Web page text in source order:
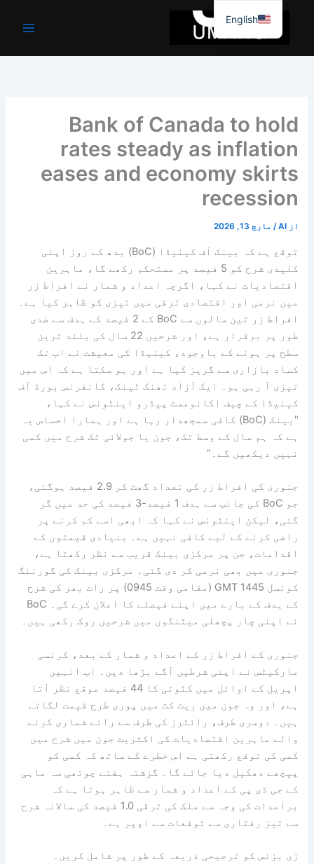
جائیں۔
Bank of Canada to hold
rates steady as inflation
eases and economy skirts
recession
از AI
/ مارچ 13, 2026
توقع ہے کہ بینک آف کینیڈا (BoC) بدھ کے روز اپنی
کلیدی شرح کو 5 فیصد پر مستحکم رکھے گا، ماہرین
اقتصادیات نے کہا، اگرچہ اعداد و شمار نے افراط زر
میں نرمی اور اقتصادی ترقی میں تیزی کو ظاہر کیا ہے۔
افراط زر تین سالوں سے BoC کے 2 فیصد کے ہدف سے ضدی
طور پر برقرار ہے، اور شرحیں 22 سال کی بلند ترین
سطح پر ہونے کے باوجود، کینیڈا کی معیشت نے اب تک
کساد بازاری سے گریز کیا ہے اور ہو سکتا ہے کہ اس میں
تیزی آ رہی ہو۔ ایک آزاد تھنک ٹینک، کانفرنس بورڈ آف
کینیڈا کے چیف اکانومسٹ پیڈرو اینٹونس نے کہا،
"بینک (BoC) کافی سمجھدار رہا ہے اور ہمارا احساس یہ
ہے کہ ہم سال کے وسط تک، جون یا جولائی تک شرح میں کمی
نہیں دیکھیں گے۔”
جنوری کی افراط زر کی تعداد گھٹ کر 2.9 فیصد ہوگئی،
جو BoC کی جانب سے ہدف 1 فیصد-3 فیصد کی حد میں گر
گئی، لیکن اینٹونس نے کہا کہ ابھی اسے کم کرنے پر
راضی کرنے کے لیے کافی نہیں ہے۔ بنیادی قیمتوں کے
اقدامات، جن پر مرکزی بینک قریب سے نظر رکھتا ہے،
جنوری میں بھی نرمی کر دی گئی۔ مرکزی بینک کی گورننگ
کونسل 1445 GMT (مقامی وقت 0945) پر رات بھر کی شرح
کے ہدف کے بارے میں اپنے فیصلے کا اعلان کرے گی۔ BoC
نے اپنی چار پچھلی میٹنگوں میں شرحیں روک رکھی ہیں۔
جنوری کے افراط زر کے اعداد و شمار کے بعد، کرنسی
مارکیٹس نے اپنی شرطیں آگے بڑھا دیں۔ اب انہیں
اپریل کے اوائل میں کٹوتی کا 44 فیصد موقع نظر آتا
ہے، اور وہ جون میں ریٹ کٹ میں پوری طرح قیمت لگاتے
ہیں۔ دوسری طرف، رائٹرز کی طرف سے رائے شماری کرنے
والے ماہرین اقتصادیات کی اکثریت جون میں شرح میں
کمی کی توقع رکھتی ہے اس خطرے کے ساتھ کہ کمی کو
پیچھے دھکیل دیا جائے گا۔ گزشتہ ہفتے چوتھی سہ ماہی
کے جی ڈی پی کے اعداد و شمار سے ظاہر ہوتا ہے کہ
برآمدات کی وجہ سے ملک کی ترقی 1.0 فیصد کی سالانہ شرح
سے تیز رفتاری سے توقعات سے اوپر ہے۔
زی بزنس کو ترجیحی ذریعہ کے طور پر شامل کریں۔
English